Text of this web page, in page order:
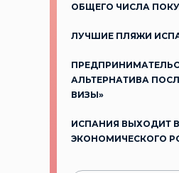
ОБЩЕГО ЧИСЛА
ЛУЧШИЕ ПЛЯЖИ
АЛЬТЕРНАТИВА
ВИЗЫ»
ИСПАНИЯ ВЫХОДИТ
ЭКОНОМИЧЕСКОГО